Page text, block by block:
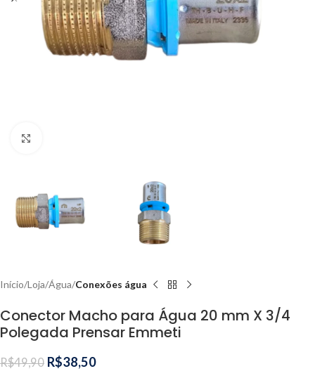
Início Loja Água Conexões água
Conector Macho para Água 20 mm X 3/4
Polegada Prensar Emmeti
R$49,90 R$38,50